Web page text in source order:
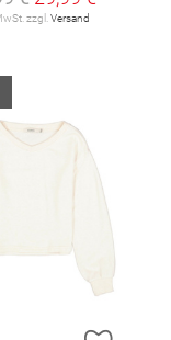
zzgl.Versand